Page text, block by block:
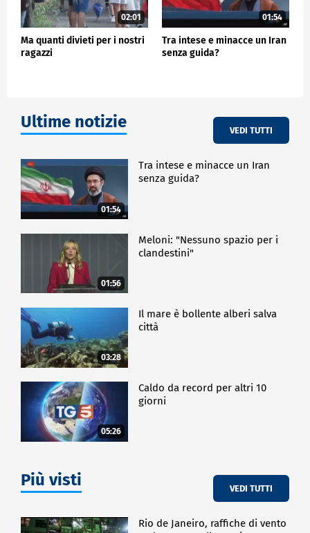
02:01
Ma quanti divieti per i nostri
ragazzi
01:54
Tra intese e minacce un Iran
senza guida?
Ultime notizie VEDI TUTTI
01:54
Tra intese e minacce un Iran
senza guida?
01:56
Meloni: "Nessuno spazio per i
clandestini"
03:28
Il mare è bollente alberi salva
città
05:26
Caldo da record per altri 10
giorni
Più visti VEDI TUTTI
Rio de Janeiro, raffiche di vento